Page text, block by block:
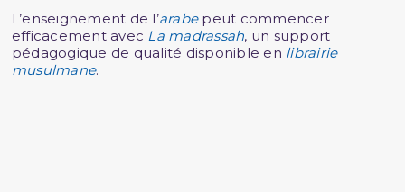
L’enseignement de l’arabepeut commencer
efficacement avec La madrassah, un support
pédagogique de qualité disponible en librairie
musulmane.